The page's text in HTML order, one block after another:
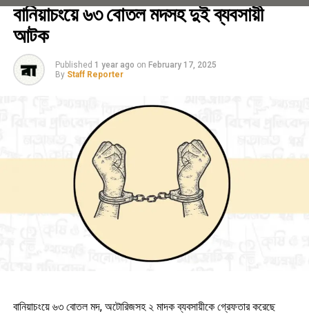
বানিয়াচংয়ে ৬৩ বোতল মদসহ দুই ব্যবসায়ী
আটক
Published 1 year ago on February 17, 2025
By Staff Reporter
বানিয়াচংয়ে ৬৩ বোতল মদ, অটোরিজসহ ২ মাদক ব্যবসায়ীকে গ্রেফতার করেছে